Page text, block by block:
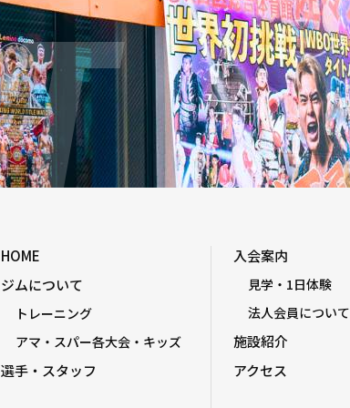
HOME
ジムについて
トレーニング
アマ・スパー各大会・キッズ
選手・スタッフ
入会案内
見学・1日体験
法人会員について
施設紹介
アクセス